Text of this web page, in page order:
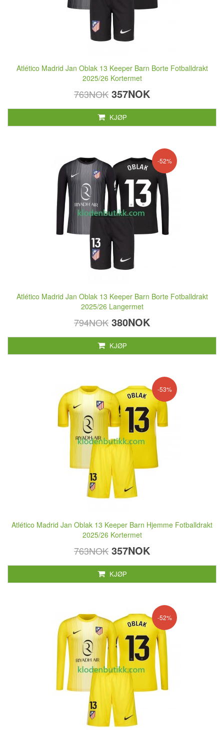
Atlético Madrid Jan Oblak 13 Keeper Barn Borte Fotballdrakt
2025/26 Kortermet
763NOK 357NOK
KJØP
-52%
Atlético Madrid Jan Oblak 13 Keeper Barn Borte Fotballdrakt
2025/26 Langermet
794NOK 380NOK
KJØP
-53%
Atlético Madrid Jan Oblak 13 Keeper Barn Hjemme Fotballdrakt
2025/26 Kortermet
763NOK 357NOK
KJØP
-52%